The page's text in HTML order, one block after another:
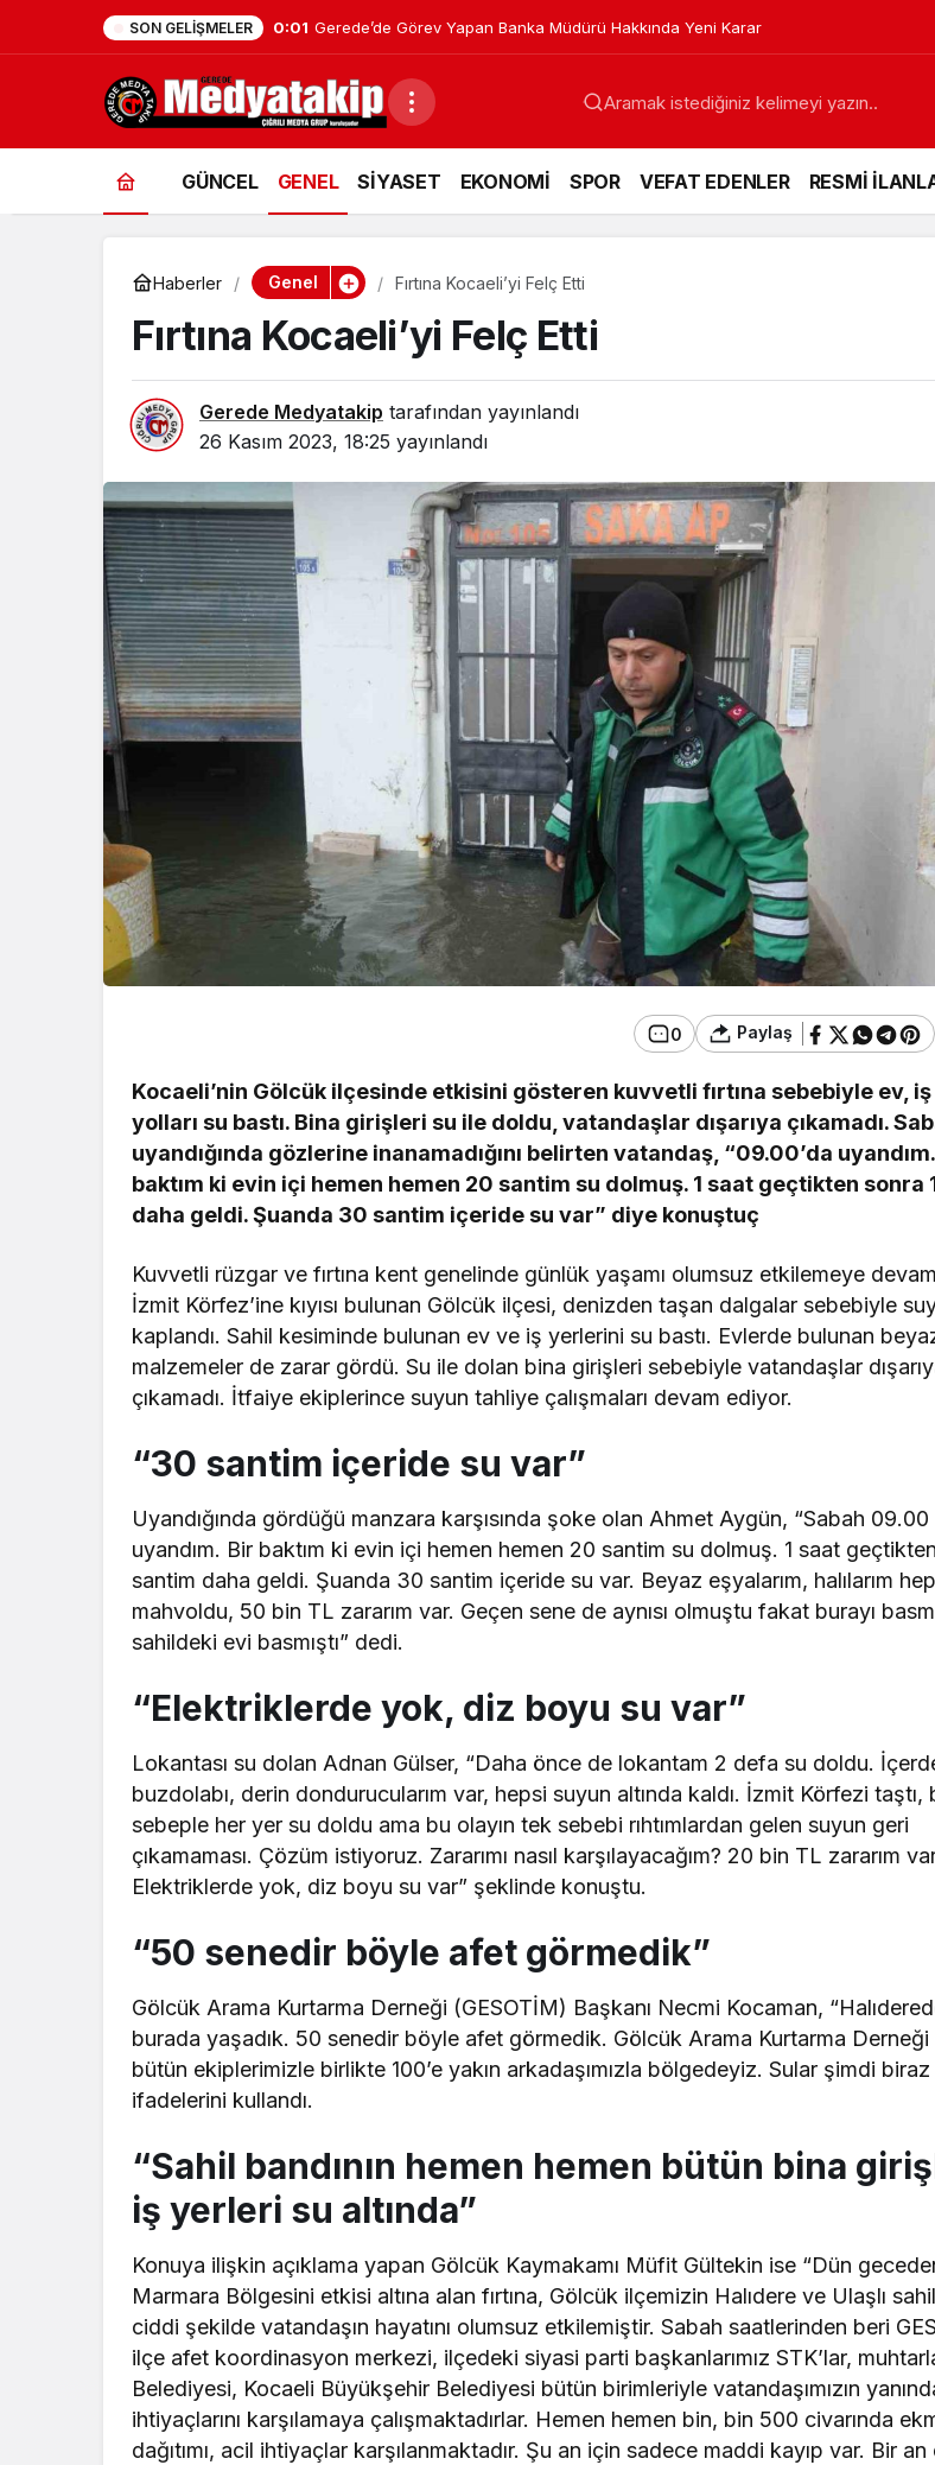
SON GELIŞMELER 0:01 Gerede’de Görev Yapan Banka Müdürü Hakkında Yeni Karar
GÜNCEL GENEL SİYASET EKONOMİ SPOR VEFAT EDENLER RESMİ
Haberler Genel Fırtına Kocaeli’yi Felç Etti
Fırtına Kocaeli’yi Felç Etti
Gerede Medyatakip tarafından yayınlandı
26 Kasım 2023, 18:25 yayınlandı
0 Paylaş
Kocaeli’nin Gölcük ilçesinde etkisini gösteren kuvvetli fırtına sebebiyle ev,
yolları su bastı. Bina girişleri su ile doldu, vatandaşlar dışarıya çıkamadı.
uyandığında gözlerine inanamadığını belirten vatandaş, “09.00’da
baktım ki evin içi hemen hemen 20 santim su dolmuş. 1 saat geçtikten sonra
daha geldi. Şuanda 30 santim içeride su var” diye konuştuç
Kuvvetli rüzgar ve fırtına kent genelinde günlük yaşamı olumsuz etkilemeye
İzmit Körfez’ine kıyısı bulunan Gölcük ilçesi, denizden taşan dalgalar sebebiyle
kaplandı. Sahil kesiminde bulunan ev ve iş yerlerini su bastı. Evlerde bulunan
malzemeler de zarar gördü. Su ile dolan bina girişleri sebebiyle vatandaşlar
çıkamadı. İtfaiye ekiplerince suyun tahliye çalışmaları devam ediyor.
“30 santim içeride su var”
Uyandığında gördüğü manzara karşısında şoke olan Ahmet Aygün, “Sabah
uyandım. Bir baktım ki evin içi hemen hemen 20 santim su dolmuş. 1 saat
santim daha geldi. Şuanda 30 santim içeride su var. Beyaz eşyalarım, halılarım
mahvoldu, 50 bin TL zararım var. Geçen sene de aynısı olmuştu fakat burayı
sahildeki evi basmıştı” dedi.
“Elektriklerde yok, diz boyu su var”
Lokantası su dolan Adnan Gülser, “Daha önce de lokantam 2 defa su doldu.
buzdolabı, derin dondurucularım var, hepsi suyun altında kaldı. İzmit Körfezi taştı,
sebeple her yer su doldu ama bu olayın tek sebebi rıhtımlardan gelen suyun geri
çıkamaması. Çözüm istiyoruz. Zararımı nasıl karşılayacağım? 20 bin TL zararım
Elektriklerde yok, diz boyu su var” şeklinde konuştu.
“50 senedir böyle afet görmedik”
Gölcük Arama Kurtarma Derneği (GESOTİM) Başkanı Necmi Kocaman,
burada yaşadık. 50 senedir böyle afet görmedik. Gölcük Arama Kurtarma
bütün ekiplerimizle birlikte 100’e yakın arkadaşımızla bölgedeyiz. Sular şimdi
ifadelerini kullandı.
“Sahil bandının hemen hemen bütün bina
iş yerleri su altında”
Konuya ilişkin açıklama yapan Gölcük Kaymakamı Müfit Gültekin ise “Dün
Marmara Bölgesini etkisi altına alan fırtına, Gölcük ilçemizin Halıdere ve Ulaşlı
ciddi şekilde vatandaşın hayatını olumsuz etkilemiştir. Sabah saatlerinden beri
ilçe afet koordinasyon merkezi, ilçedeki siyasi parti başkanlarımız STK’lar,
Belediyesi, Kocaeli Büyükşehir Belediyesi bütün birimleriyle vatandaşımızın
ihtiyaçlarını karşılamaya çalışmaktadırlar. Hemen hemen bin, bin 500 civarında
dağıtımı, acil ihtiyaçlar karşılanmaktadır. Şu an için sadece maddi kayıp var. Bir
Ünlü Oyuncu Ülkü Hilal
Çiftçi’nin Gerede
Bağlantısı Ortaya Çıktı
Güncel
Gerede’de Görev Yapan
Banka Müdürü Hakkında
Yeni Karar
Resmi İlanlar
TEBLİĞ
AİLE